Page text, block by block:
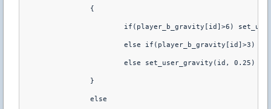
		{
if(player_b_gravity[id]>6)
else if(player_b_gravity[id]>3)
			else set_user_gravity(id, 0.25)
		}
		else